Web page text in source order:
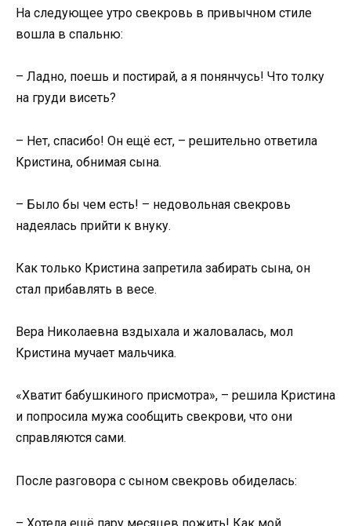
На следующее утро свекровь в привычном стиле
вошла в спальню:
– Ладно, поешь и постирай, а я понянчусь! Что толку
на груди висеть?
– Нет, спасибо! Он ещё ест, – решительно ответила
Кристина, обнимая сына.
– Было бы чем есть! – недовольная свекровь
надеялась прийти к внуку.
Как только Кристина запретила забирать сына, он
стал прибавлять в весе.
Вера Николаевна вздыхала и жаловалась, мол
Кристина мучает мальчика.
«Хватит бабушкиного присмотра», – решила Кристина
и попросила мужа сообщить свекрови, что они
справляются сами.
После разговора с сыном свекровь обиделась: